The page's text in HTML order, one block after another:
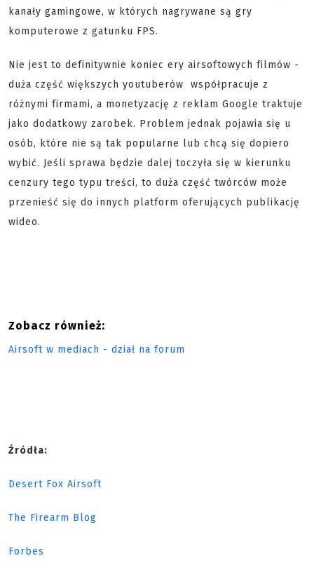
kanały gamingowe, w których nagrywane są gry
komputerowe z gatunku FPS.
Nie jest to definitywnie koniec ery airsoftowych filmów -
duża część większych youtuberów współpracuje z
różnymi firmami, a monetyzację z reklam Google traktuje
jako dodatkowy zarobek. Problem jednak pojawia się u
osób, które nie są tak popularne lub chcą się dopiero
wybić. Jeśli sprawa będzie dalej toczyła się w kierunku
cenzury tego typu treści, to duża część twórców może
przenieść się do innych platform oferujących publikację
wideo.
Zobacz również:
Airsoft w mediach - dział na forum
Źródła:
Desert Fox Airsoft
The Firearm Blog
Forbes